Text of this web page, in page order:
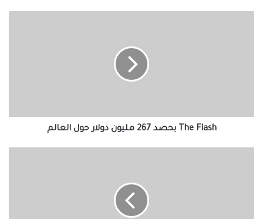
The Flash يحصد 267 مليون دولار حول العالم